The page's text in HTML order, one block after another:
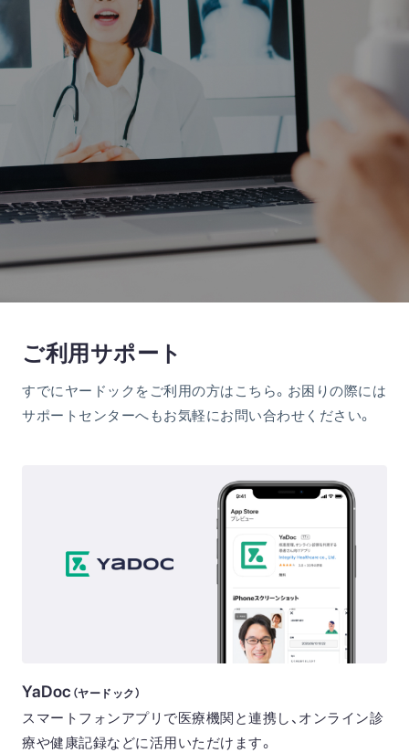
ご利用サポート
すでにヤードックをご利用の方はこちら。お困りの際には
サポートセンターへもお気軽にお問い合わせください。
YaDoc （ヤードック）
スマートフォンアプリで医療機関と連携し、オンライン診
療や健康記録などに活用いただけます。